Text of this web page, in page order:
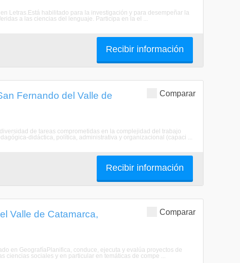
Letras.Está habilitado para la investigación y para desempeñar la
a las ciencias del lenguaje. Participa en la el ...
Recibir información
Comparar
Fernando del Valle de
de tareas comprometidas en la complejidad del trabajo
didáctica, política, administrativa y organizacional (capaci ...
Recibir información
Comparar
Valle de Catamarca,
en GeografíaPlanifica, conduce, ejecuta y evalúa proyectos de
ciencias sociales y en particular en temáticas de compe ...